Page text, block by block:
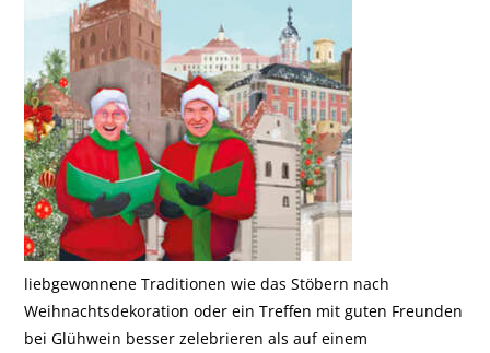
liebgewonnene Traditionen wie das Stöbern nach
Weihnachtsdekoration oder ein Treffen mit guten Freunden
bei Glühwein besser zelebrieren als auf einem